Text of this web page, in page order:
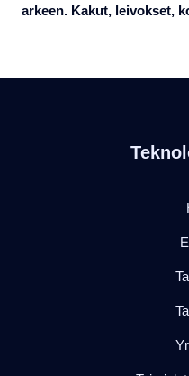
arkeen. Kakut, leivokset,